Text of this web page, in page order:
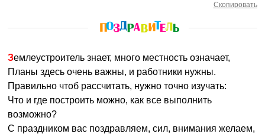
Скопировать
Землеустроитель знает, много местность означает,
Планы здесь очень важны, и работники нужны.
Правильно чтоб рассчитать, нужно точно изучать:
Что и где построить можно, как все выполнить
возможно?
С праздником вас поздравляем, сил, внимания желаем,